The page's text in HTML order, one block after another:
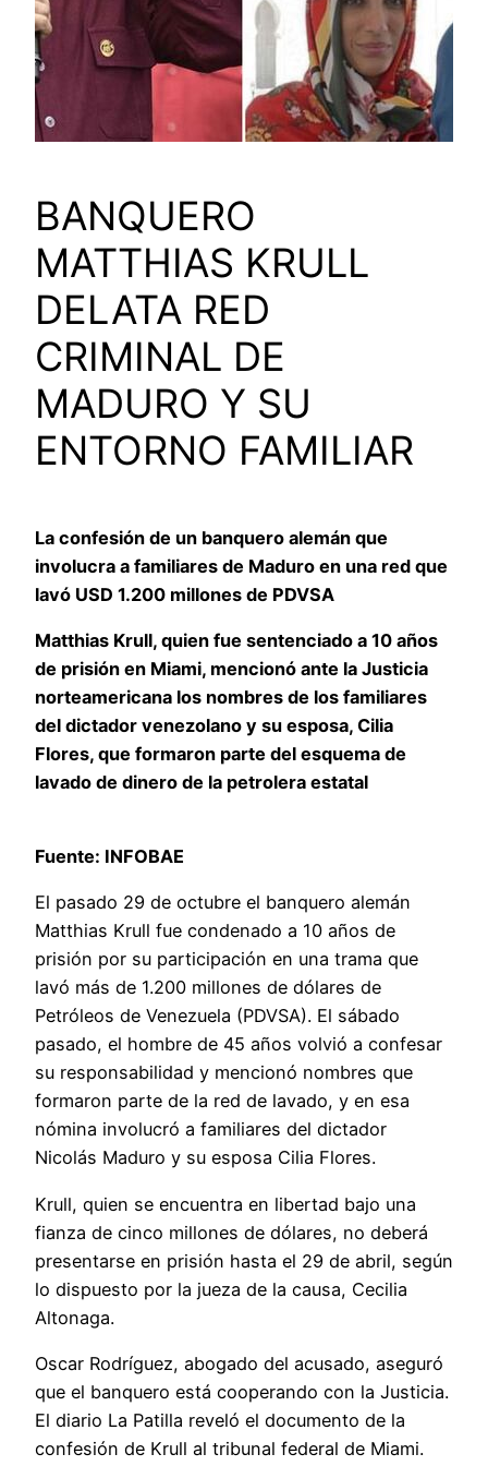
BANQUERO
MATTHIAS KRULL
DELATA RED
CRIMINAL DE
MADURO Y SU
ENTORNO FAMILIAR
La confesión de un banquero alemán que
involucra a familiares de Maduro en una red que
lavó USD 1.200 millones de PDVSA
Matthias Krull, quien fue sentenciado a 10 años
de prisión en Miami, mencionó ante la Justicia
norteamericana los nombres de los familiares
del dictador venezolano y su esposa, Cilia
Flores, que formaron parte del esquema de
lavado de dinero de la petrolera estatal
Fuente: INFOBAE
El pasado 29 de octubre el banquero alemán
Matthias Krull fue condenado a 10 años de
prisión por su participación en una trama que
lavó más de 1.200 millones de dólares de
Petróleos de Venezuela (PDVSA). El sábado
pasado, el hombre de 45 años volvió a confesar
su responsabilidad y mencionó nombres que
formaron parte de la red de lavado, y en esa
nómina involucró a familiares del dictador
Nicolás Maduro y su esposa Cilia Flores.
Krull, quien se encuentra en libertad bajo una
fianza de cinco millones de dólares, no deberá
presentarse en prisión hasta el 29 de abril, según
lo dispuesto por la jueza de la causa, Cecilia
Altonaga.
Oscar Rodríguez, abogado del acusado, aseguró
que el banquero está cooperando con la Justicia.
El diario La Patilla reveló el documento de la
confesión de Krull al tribunal federal de Miami.